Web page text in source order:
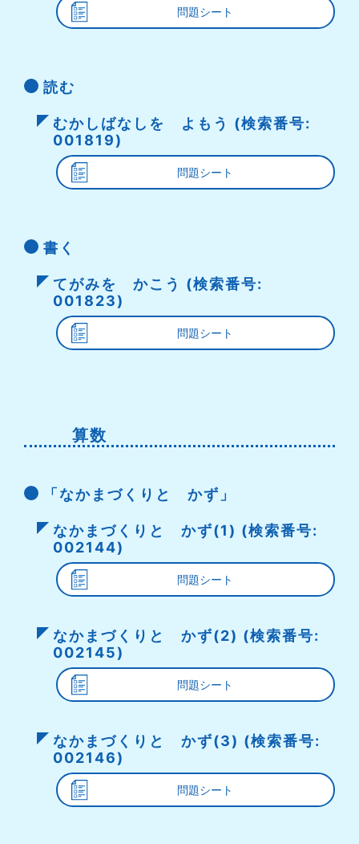
問題シート
読む
むかしばなしを よもう (検索番号:
001819)
問題シート
書く
てがみを かこう (検索番号:
001823)
問題シート
算数
「なかまづくりと かず」
なかまづくりと かず(1) (検索番号:
002144)
問題シート
なかまづくりと かず(2) (検索番号:
002145)
問題シート
なかまづくりと かず(3) (検索番号:
002146)
問題シート